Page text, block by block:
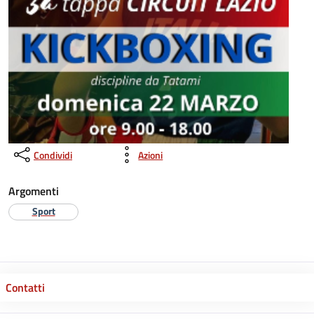
Condividi Azioni
Argomenti
Sport
Contatti